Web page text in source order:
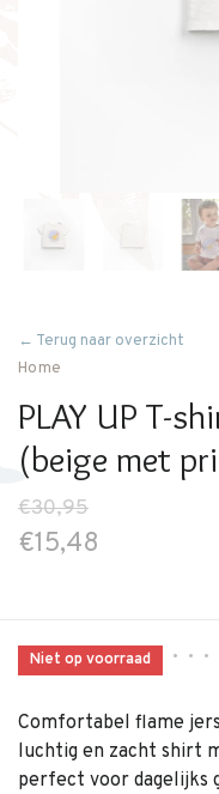
← Terug naar overzicht
Home
PLAY UP T-
(beige met
€30,95
€15,48
Niet op voorraad • • •
Comfortabel flame
luchtig en zacht shirt
perfect voor dagelijks